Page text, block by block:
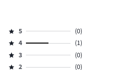
Hodnotenie
5,
počet
hlasov
5
(0)
Hodnotenie
4,
počet
4
(1)
Hodnotenie
3
(0)
2
(0)